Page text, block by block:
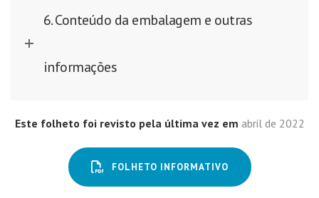
6. Conteúdo da embalagem e outras
informações
Este folheto foi revisto pela última vez em abril de 2022
FOLHETO INFORMATIVO